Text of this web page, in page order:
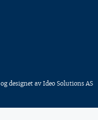
og designet av Ideo Solutions AS